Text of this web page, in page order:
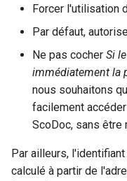
Forcer l'utilisation
Par défaut,
Ne pas cocher Si
immédiatement la
nous souhaitons
facilement
ScoDoc, sans être
Par ailleurs,
calculé à partir de